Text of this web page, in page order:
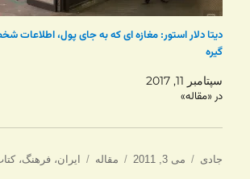
دیتا دلار استور: مغازه ای که به جای پول، اطلاعات
گیره
سپتامبر 11, 2017
در «مقاله»
نویسنده
جادی
ارسال
می 3, 2011 دسته‌ها
مقاله برچسب‌ها
ایران،فرهنگ،